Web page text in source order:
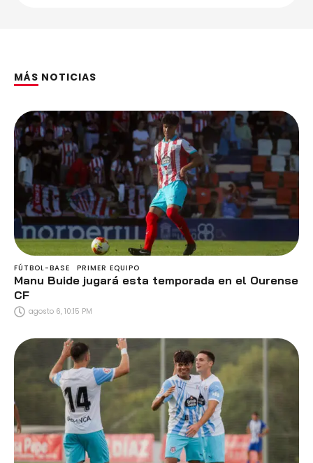
MÁS NOTICIAS
FÚTBOL-BASE PRIMER EQUIPO
Manu Buide jugará esta temporada en el Ourense
CF
agosto 6, 10:15 PM